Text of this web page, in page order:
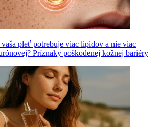
pleť potrebuje viac lipidov a nie viac
Príznaky poškodenej kožnej bariéry